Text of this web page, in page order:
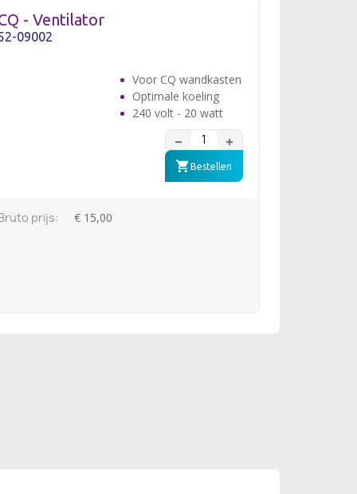
- Ventilator
09002
Voor CQ wandkasten
Optimale koeling
240 volt - 20 watt
Bestellen
prijs: € 15,00